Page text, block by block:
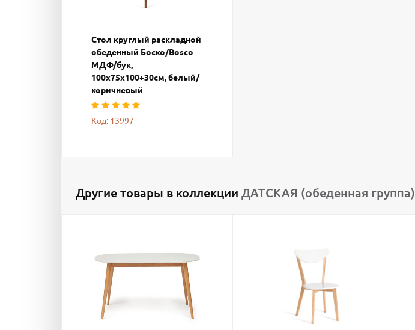
Стол круглый раскладной
обеденный Боско/Вosco
МДФ/бук,
100х75х100+30см, белый/
коричневый
Код: 13997
Другие товары в коллекции ДАТСКАЯ (обеденная группа)